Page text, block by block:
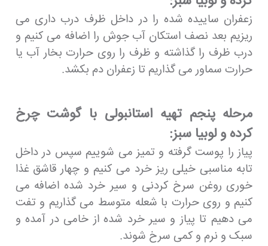
زعفران ساییده شده را در داخل ظرف درب داری می
ریزیم بعد نصف استکان آب جوش را اضافه می کنیم و
درب ظرف را گذاشته و ظرف را روی حرارت بخار آب یا
حرارت سماور می گذاریم تا زعفران دم بکشد.
مرحله پنجم تهیه استانبولی با گوشت چرخ
کرده و لوبیا سبز:
پیاز را پوست گرفته و تمیز می شوییم سپس در داخل
تابه مناسبی خیلی ریز خرد می کنیم و چهار قاشق غذا
خوری روغن سرخ کردنی و سیر خرد شده اضافه می
کنیم و روی حرارت با شعله متوسط می گذاریم و تفت
می دهیم تا پیاز و سیر خرد شده از خامی در آمده و
سبک و نرم و کمی سرخ شوند.